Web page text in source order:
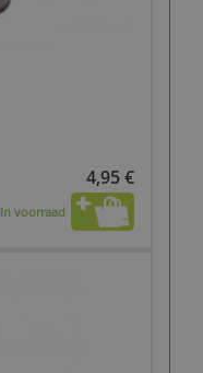
4,95 €
In voorraad